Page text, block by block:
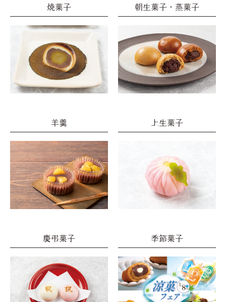
焼菓子 朝生菓子・蒸菓子
羊羹 上生菓子
慶弔菓子 季節菓子